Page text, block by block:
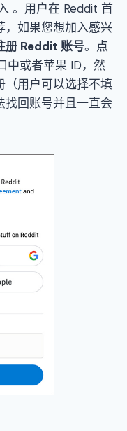
。用户在 Reddit 首
，如果您想加入感兴
册 Reddit 账号。点
中或者苹果 ID，然
（用户可以选择不填
找回账号并且一直会